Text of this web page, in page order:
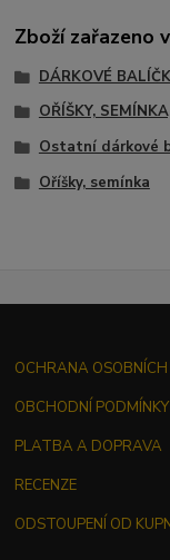
Zboží zařazeno
DÁRKOVÉ
OŘÍŠKY,
Ostatní dárkové
Oříšky, semínka
OCHRANA
OBCHODNÍ PODMÍNKY
PLATBA A DOPRAVA
RECENZE
ODSTOUPENÍ OD